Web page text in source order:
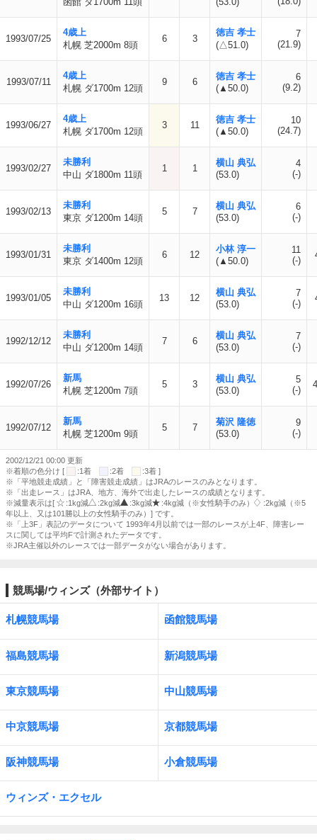
1993/07/25
4歳上
札幌 芝2000m 8頭
6 3
徳吉 孝士
(△51.0)
7
(21.9)
1993/07/11
4歳上
札幌 ダ1700m 12頭
9 6
徳吉 孝士
(▲50.0)
6
(9.2)
1993/06/27
4歳上
札幌 ダ1700m 12頭
3 11
徳吉 孝士
(▲50.0)
10
(24.7)
1993/02/27
未勝利
中山 ダ1800m 11頭
1 1
横山 典弘
(53.0)
4
(-)
1993/02/13
未勝利
東京 ダ1200m 14頭
5 7
横山 典弘
(53.0)
6
(-)
1993/01/31
未勝利
東京 ダ1400m 12頭
6 12
小林 淳一
(▲50.0)
11
(-)
1993/01/05
未勝利
中山 ダ1200m 16頭
13 12
横山 典弘
(53.0)
7
(-)
1992/12/12
未勝利
中山 ダ1200m 14頭
7 6
横山 典弘
(53.0)
7
(-)
1992/07/26
新馬
札幌 芝1200m 7頭
5 3
横山 典弘
(53.0)
5
(-)
1992/07/12
新馬
札幌 芝1200m 9頭
5 7
菊沢 隆徳
(53.0)
9
(-)
2002/12/21 00:00 更新
※着順の色分け [
:1着 :2着
:3着 ]
※「平地競走成績」と「障害競走成績」はJRAのレースのみとなります。
※「出走レース」はJRA、地方、海外で出走したレースの成績となります。
※減量表示は[
:1kg減 :2kg減 :3kg減 :4kg減（※女性騎手のみ）
:2kg減（※5
年以上、又は101勝以上の女性騎手のみ）] です。
※「上3F」表記のデータについて 1993年4月以前では一部のレースが上4F、障害レー
スに関しては平均Fで計測されたデータです。
※JRA主催以外のレースでは一部データがない場合があります。
競馬場/ウィンズ（外部サイト）
札幌競馬場 函館競馬場
福島競馬場 新潟競馬場
東京競馬場 中山競馬場
中京競馬場 京都競馬場
阪神競馬場 小倉競馬場
ウィンズ・エクセル